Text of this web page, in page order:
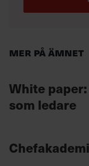
Mer på ämnet
White
som ledare